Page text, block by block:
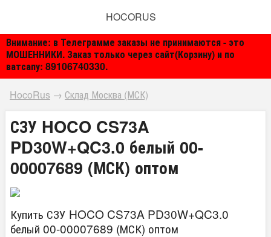
Внимание: в Телеграмме заказы не принимаются - это
МОШЕННИКИ. Заказ только через сайт(Корзину) и по
ватсапу: 89106740330.
HOCORUS
HocoRus → Склад Москва (МСК)
СЗУ HOCO CS73A
PD30W+QC3.0 белый 00-
00007689 (МСК) оптом
Купить СЗУ HOCO CS73A PD30W+QC3.0
белый 00-00007689 (МСК) оптом